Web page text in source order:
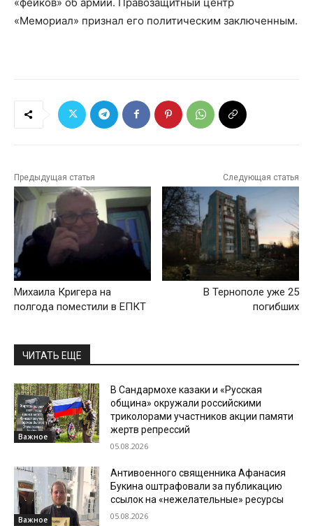
«Мемориал» признал его политическим заключенным.
Предыдущая статья
Михаила Кригера на
полгода поместили в ЕПКТ
Следующая статья
В Тернополе уже 25
погибших
ЧИТАТЬ ЕЩЕ
Важное
В Сандармохе казаки и «Русская
община» окружали российскими
триколорами участников акции памяти
жертв репрессий
05.08.2026
Важное
Антивоенного священника Афанасия
Букина оштрафовали за публикацию
ссылок на «нежелательные» ресурсы
05.08.2026